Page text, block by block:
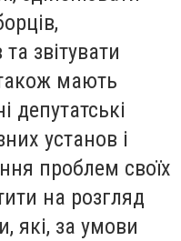
звітувати
мають
депутатські
установ і
проблем своїх
на розгляд
які, за умови